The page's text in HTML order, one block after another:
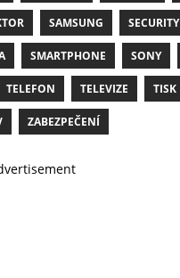
SAMSUNG SECURITY
SMARTPHONE SONY
TELEFON TELEVIZE TISK
ZABEZPEČENÍ